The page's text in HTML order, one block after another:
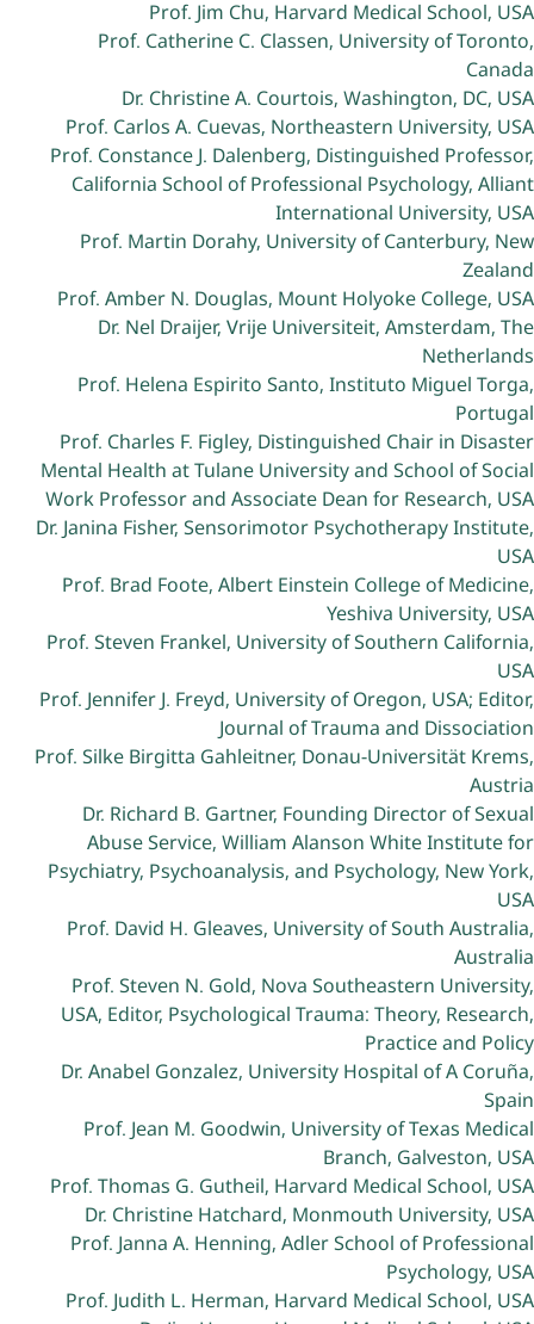
Prof. Jim Chu, Harvard Medical School, USA
Prof. Catherine C. Classen, University of Toronto,
Canada
Dr. Christine A. Courtois, Washington, DC, USA
Prof. Carlos A. Cuevas, Northeastern University, USA
Prof. Constance J. Dalenberg, Distinguished Professor,
California School of Professional Psychology, Alliant
International University, USA
Prof. Martin Dorahy, University of Canterbury, New
Zealand
Prof. Amber N. Douglas, Mount Holyoke College, USA
Dr. Nel Draijer, Vrije Universiteit, Amsterdam, The
Netherlands
Prof. Helena Espirito Santo, Instituto Miguel Torga,
Portugal
Prof. Charles F. Figley, Distinguished Chair in Disaster
Mental Health at Tulane University and School of Social
Work Professor and Associate Dean for Research, USA
Dr. Janina Fisher, Sensorimotor Psychotherapy Institute,
USA
Prof. Brad Foote, Albert Einstein College of Medicine,
Yeshiva University, USA
Prof. Steven Frankel, University of Southern California,
USA
Prof. Jennifer J. Freyd, University of Oregon, USA; Editor,
Journal of Trauma and Dissociation
Prof. Silke Birgitta Gahleitner, Donau-Universität Krems,
Austria
Dr. Richard B. Gartner, Founding Director of Sexual
Abuse Service, William Alanson White Institute for
Psychiatry, Psychoanalysis, and Psychology, New York,
USA
Prof. David H. Gleaves, University of South Australia,
Australia
Prof. Steven N. Gold, Nova Southeastern University,
USA, Editor, Psychological Trauma: Theory, Research,
Practice and Policy
Dr. Anabel Gonzalez, University Hospital of A Coruña,
Spain
Prof. Jean M. Goodwin, University of Texas Medical
Branch, Galveston, USA
Prof. Thomas G. Gutheil, Harvard Medical School, USA
Dr. Christine Hatchard, Monmouth University, USA
Prof. Janna A. Henning, Adler School of Professional
Psychology, USA
Prof. Judith L. Herman, Harvard Medical School, USA